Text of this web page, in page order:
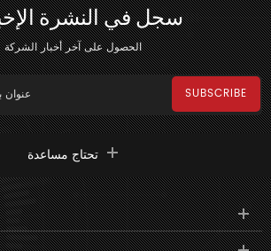
سجل في النشرة
الحصول على آخر أخبار الشركة
تحتاج مساعدة